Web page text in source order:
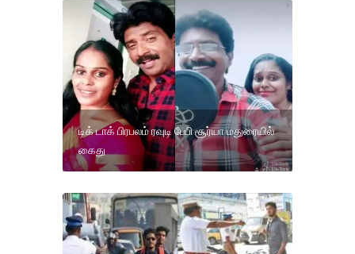
டிக் டாக் பிரபலம் ரவுடி பேபி சூர்யா மதுரையில்
கைது